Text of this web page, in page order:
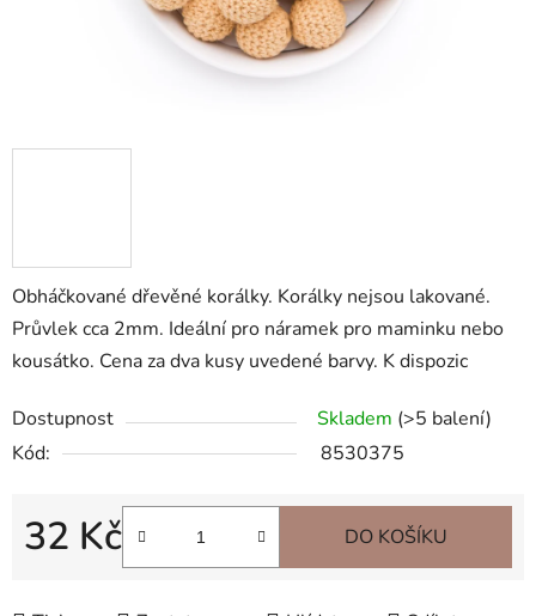
Obháčkované dřevěné korálky. Korálky nejsou lakované.
Průvlek cca 2mm. Ideální pro náramek pro maminku nebo
kousátko. Cena za dva kusy uvedené barvy. K dispozic
Dostupnost Skladem (>5 balení)
Kód:
8530375
32 Kč
Měrná cena:
DO KOŠÍKU